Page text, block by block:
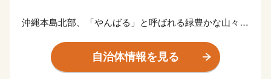
沖縄本島北部、「やんばる」と呼ばれる緑豊かな山々が
景観が色濃く残るいやしのむらです。豊かな土壌に育ま
れたスイカやマンゴー、今帰仁アグーの産地として知ら
自治体情報を見る